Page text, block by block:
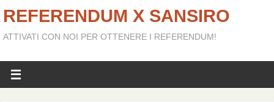
REFERENDUM X SANSIRO
ATTIVATI CON NOI PER OTTENERE I REFERENDUM!